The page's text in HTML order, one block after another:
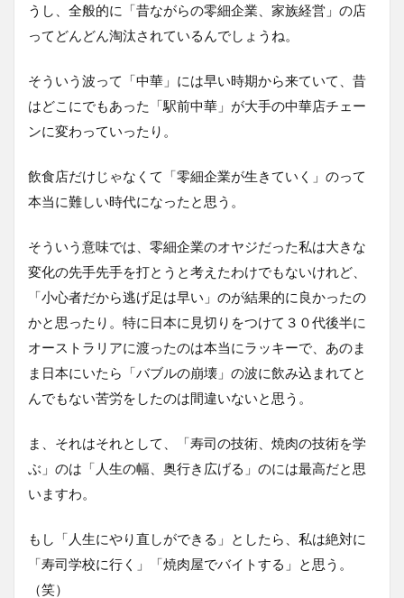
うし、全般的に「昔ながらの零細企業、家族経営」の店
ってどんどん淘汰されているんでしょうね。
そういう波って「中華」には早い時期から来ていて、昔
はどこにでもあった「駅前中華」が大手の中華店チェー
ンに変わっていったり。
飲食店だけじゃなくて「零細企業が生きていく」のって
本当に難しい時代になったと思う。
そういう意味では、零細企業のオヤジだった私は大きな
変化の先手先手を打とうと考えたわけでもないけれど、
「小心者だから逃げ足は早い」のが結果的に良かったの
かと思ったり。特に日本に見切りをつけて３０代後半に
オーストラリアに渡ったのは本当にラッキーで、あのま
ま日本にいたら「バブルの崩壊」の波に飲み込まれてと
んでもない苦労をしたのは間違いないと思う。
ま、それはそれとして、「寿司の技術、焼肉の技術を学
ぶ」のは「人生の幅、奥行き広げる」のには最高だと思
いますわ。
もし「人生にやり直しができる」としたら、私は絶対に
「寿司学校に行く」「焼肉屋でバイトする」と思う。
（笑）